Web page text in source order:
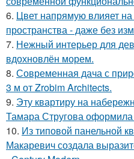
6. Цвет напрямую влияет
пространства - даже без
7. Нежный интерьер для
вдохновлён морем.
8. Современная дача с
3 м от Zrobim Architects.
9. Эту квартиру на
Тамара Стругова
10. Из типовой панельной
Макаревич создала